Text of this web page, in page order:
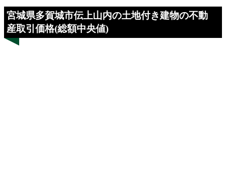
宮城県多賀城市伝上山内の土地付き建物の不動
産取引価格(総額中央値)